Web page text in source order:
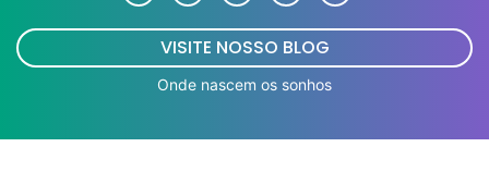
VISITE NOSSO BLOG
Onde nascem os sonhos